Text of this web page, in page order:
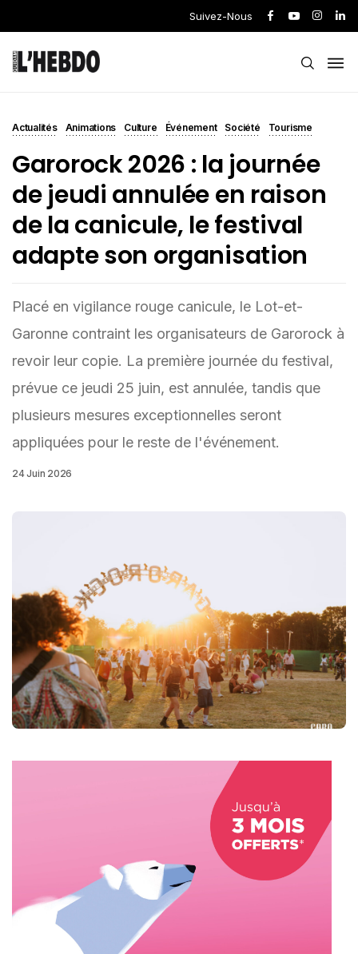
Suivez-Nous
Actualités Animations Culture Événement Société Tourisme
Garorock 2026 : la journée
de jeudi annulée en raison
de la canicule, le festival
adapte son organisation
Placé en vigilance rouge canicule, le Lot-et-
Garonne contraint les organisateurs de Garorock à
revoir leur copie. La première journée du festival,
prévue ce jeudi 25 juin, est annulée, tandis que
plusieurs mesures exceptionnelles seront
appliquées pour le reste de l'événement.
24 Juin 2026